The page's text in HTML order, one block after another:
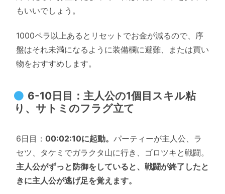
もいいでしょう。
1000ペラ以上あるとリセットでお金が減るので、序
盤はそれ未満になるように装備欄に避難、または買い
物をおすすめします。
6-10日目：主人公の1個目スキル粘
り、サトミのフラグ立て
6日目： 00:02:10に起動。 パーティーが主人公、ラ
セツ、タケミでガラクタ山に行き、ゴロツキと戦闘。
主人公がずっと防御をしていると、戦闘が終了したと
きに主人公が逃げ足を覚えます。